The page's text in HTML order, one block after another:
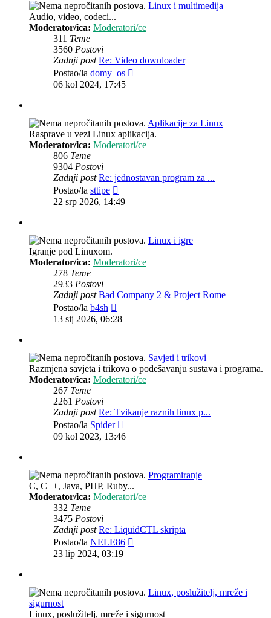
Linux i multimedija
Audio, video, codeci...
Moderator/ica: Moderatori/ce
311 Teme
3560 Postovi
Zadnji post Re: Video downloader
Postao/la domy_os
06 kol 2024, 17:45
Aplikacije za Linux
Rasprave u vezi Linux aplikacija.
Moderator/ica: Moderatori/ce
806 Teme
9304 Postovi
Zadnji post Re: jednostavan program za ...
Postao/la sttipe
post
22 srp 2026, 14:49
Linux i igre
Igranje pod Linuxom.
Moderator/ica: Moderatori/ce
278 Teme
2933 Postovi
Zadnji post Bad Company 2 & Project Rome
Postao/la b4sh
post
13 sij 2026, 06:28
Savjeti i trikovi
Razmjena savjeta i trikova o podešavanju sustava i programa.
Moderator/ica: Moderatori/ce
267 Teme
2261 Postovi
Zadnji post Re: Tvikanje raznih linux p...
Postao/la Spider
post
09 kol 2023, 13:46
Programiranje
C, C++, Java, PHP, Ruby...
Moderator/ica: Moderatori/ce
332 Teme
3475 Postovi
Zadnji post Re: LiquidCTL skripta
Postao/la NELE86
23 lip 2024, 03:19
Linux, poslužitelj, mreže i
sigurnost
Linux, poslužitelj, mreže i sigurnost